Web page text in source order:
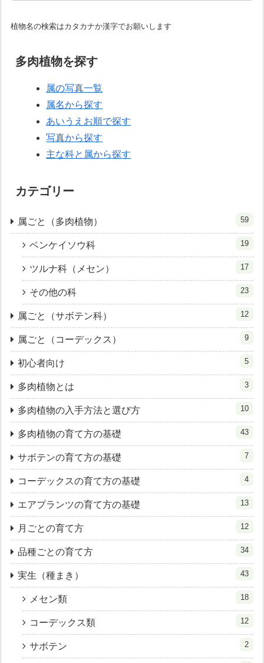
植物名の検索はカタカナか漢字でお願いします
多肉植物を探す
属の写真一覧
属名から探す
あいうえお順で探す
写真から探す
主な科と属から探す
カテゴリー
属ごと（多肉植物） 59
ベンケイソウ科 19
ツルナ科（メセン） 17
その他の科 23
属ごと（サボテン科） 12
属ごと（コーデックス） 9
初心者向け 5
多肉植物とは 3
多肉植物の入手方法と選び方 10
多肉植物の育て方の基礎 43
サボテンの育て方の基礎 7
コーデックスの育て方の基礎 4
エアプランツの育て方の基礎 13
月ごとの育て方 12
品種ごとの育て方 34
実生（種まき） 43
メセン類 18
コーデックス類 12
サボテン 2